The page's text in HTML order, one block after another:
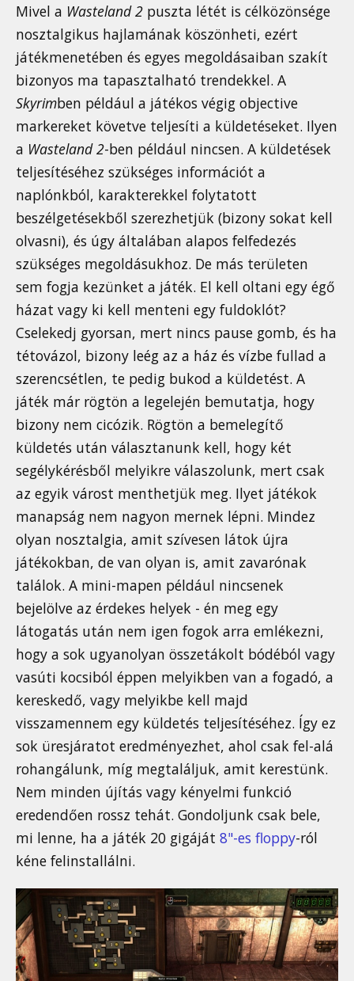
Mivel a Wasteland 2 puszta létét is célközönsége
nosztalgikus hajlamának köszönheti, ezért
játékmenetében és egyes megoldásaiban szakít
bizonyos ma tapasztalható trendekkel. A
Skyrimben például a játékos végig objective
markereket követve teljesíti a küldetéseket. Ilyen
a Wasteland 2-ben például nincsen. A küldetések
teljesítéséhez szükséges információt a
naplónkból, karakterekkel folytatott
beszélgetésekből szerezhetjük (bizony sokat kell
olvasni), és úgy általában alapos felfedezés
szükséges megoldásukhoz. De más területen
sem fogja kezünket a játék. El kell oltani egy égő
házat vagy ki kell menteni egy fuldoklót?
Cselekedj gyorsan, mert nincs pause gomb, és ha
tétovázol, bizony leég az a ház és vízbe fullad a
szerencsétlen, te pedig bukod a küldetést. A
játék már rögtön a legelején bemutatja, hogy
bizony nem cicózik. Rögtön a bemelegítő
küldetés után választanunk kell, hogy két
segélykérésből melyikre válaszolunk, mert csak
az egyik várost menthetjük meg. Ilyet játékok
manapság nem nagyon mernek lépni. Mindez
olyan nosztalgia, amit szívesen látok újra
játékokban, de van olyan is, amit zavarónak
találok. A mini-mapen például nincsenek
bejelölve az érdekes helyek - én meg egy
látogatás után nem igen fogok arra emlékezni,
hogy a sok ugyanolyan összetákolt bódéból vagy
vasúti kocsiból éppen melyikben van a fogadó, a
kereskedő, vagy melyikbe kell majd
visszamennem egy küldetés teljesítéséhez. Így ez
sok üresjáratot eredményezhet, ahol csak fel-alá
rohangálunk, míg megtaláljuk, amit kerestünk.
Nem minden újítás vagy kényelmi funkció
eredendően rossz tehát. Gondoljunk csak bele,
mi lenne, ha a játék 20 gigáját 8"-es floppy-ról
kéne felinstallálni.